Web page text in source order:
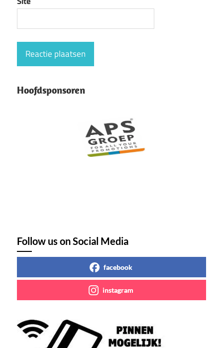
Hoofdsponsoren
Follow us on Social Media
facebook
instagram